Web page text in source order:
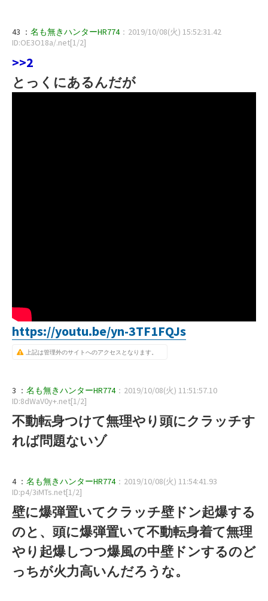
43 ： 名も無きハンターHR774：2019/10/08(火) 15:52:31.42
ID:OE3O18a/.net[1/2]
>>2
とっくにあるんだが
https://youtu.be/yn-3TF1FQJs
上記は管理外のサイトへのアクセスとなります。
3 ： 名も無きハンターHR774：2019/10/08(火) 11:51:57.10
ID:8dWaV0y+.net[1/2]
不動転身つけて無理やり頭にクラッチす
れば問題ないゾ
4 ： 名も無きハンターHR774：2019/10/08(火) 11:54:41.93
ID:p4/3iMTs.net[1/2]
壁に爆弾置いてクラッチ壁ドン起爆する
のと、頭に爆弾置いて不動転身着て無理
やり起爆しつつ爆風の中壁ドンするのど
っちが火力高いんだろうな。